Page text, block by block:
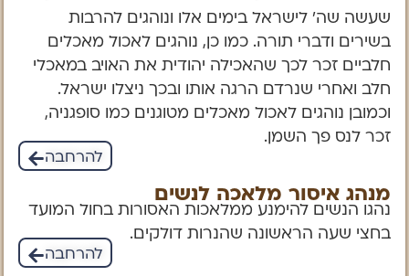
שעשה שה’ לישראל בימים אלו ונוהגים להרבות
בשירים ודברי תורה. כמו כן, נוהגים לאכול מאכלים
חלביים זכר לכך שהאכילה יהודית את האויב במאכלי
חלב ואחרי שנרדם הרגה אותו ובכך ניצלו ישראל.
וכמובן נוהגים לאכול מאכלים מטוגנים כמו סופגניה,
זכר לנס פך השמן.
להרחבה
מנהג איסור מלאכה לנשים
נהגו הנשים להימנע ממלאכות האסורות בחול המועד
בחצי שעה הראשונה שהנרות דולקים.
להרחבה